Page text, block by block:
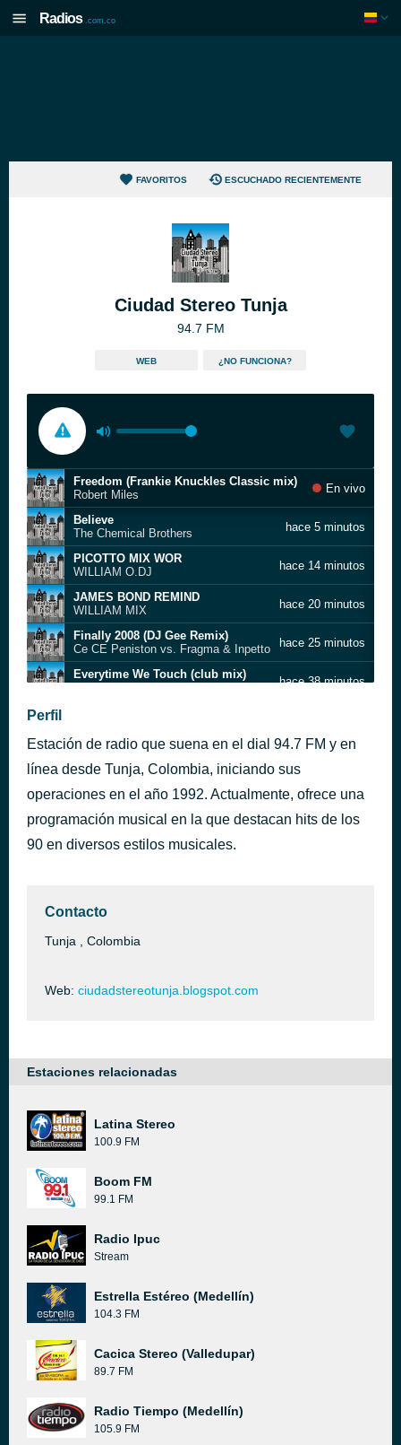
Radios .com.co
FAVORITOS ESCUCHADO RECIENTEMENTE
Ciudad Stereo Tunja
94.7 FM
WEB ¿NO FUNCIONA?
Freedom (Frankie Knuckles Classic mix)
Robert Miles
En vivo
Believe
The Chemical Brothers
hace 5 minutos
PICOTTO MIX WOR
WILLIAM O.DJ
hace 14 minutos
JAMES BOND REMIND
WILLIAM MIX
hace 20 minutos
Finally 2008 (DJ Gee Remix)
Ce CE Peniston vs. Fragma & Inpetto
hace 25 minutos
Everytime We Touch (club mix)
hace 38 minutos
Turn Me Up
Benny Benassi & Marc Benjamin feat. Christian Burns
What I Want (Produced by Fireball)
Bob Sinclar
hace 54 minutos
remix alizée
Benny Benassi
Perfil
Estación de radio que suena en el dial 94.7 FM y en
línea desde Tunja, Colombia, iniciando sus
operaciones en el año 1992. Actualmente, ofrece una
programación musical en la que destacan hits de los
90 en diversos estilos musicales.
Contacto
Tunja , Colombia
Web: ciudadstereotunja.blogspot.com
Estaciones relacionadas
Latina Stereo
100.9 FM
Boom FM
99.1 FM
Radio Ipuc
Stream
Estrella Estéreo (Medellín)
104.3 FM
Cacica Stereo (Valledupar)
89.7 FM
Radio Tiempo (Medellín)
105.9 FM